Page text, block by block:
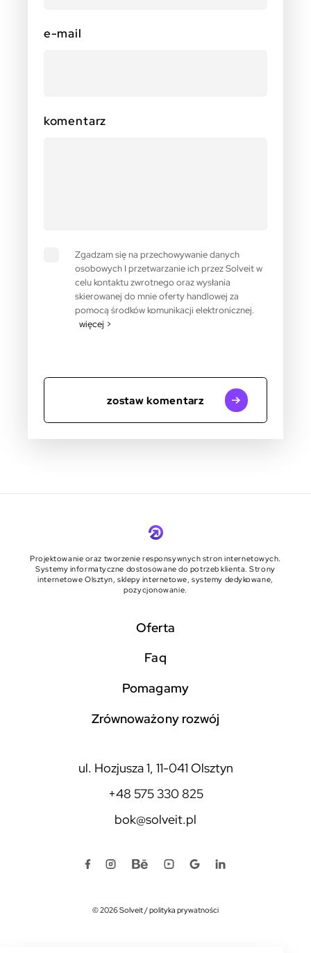
komentarz
Zgadzam się na przechowywanie danych
osobowych I przetwarzanie ich przez Solveit w
celu kontaktu zwrotnego oraz wysłania
skierowanej do mnie oferty handlowej za
pomocą środków komunikacji elektronicznej.
więcej >
e-mail
zostaw komentarz
Projektowanie oraz tworzenie responsywnych stron internetowych.
Systemy informatyczne dostosowane do potrzeb klienta. Strony
internetowe Olsztyn, sklepy internetowe, systemy dedykowane,
pozycjonowanie.
Oferta
faq
pomagamy
zrównoważony rozwój
ul. Hozjusza 1, 11-041 Olsztyn
+48 575 330 825
bok@solveit.pl
© 2026 Solveit/polityka prywatności